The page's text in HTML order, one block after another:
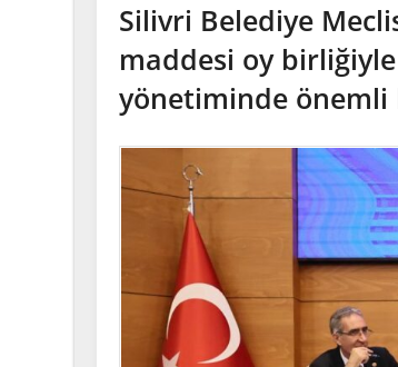
Silivri Belediye
maddesi oy
yönetiminde önemli